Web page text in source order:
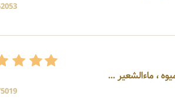
52053
، ماءالشعیر ...
75019